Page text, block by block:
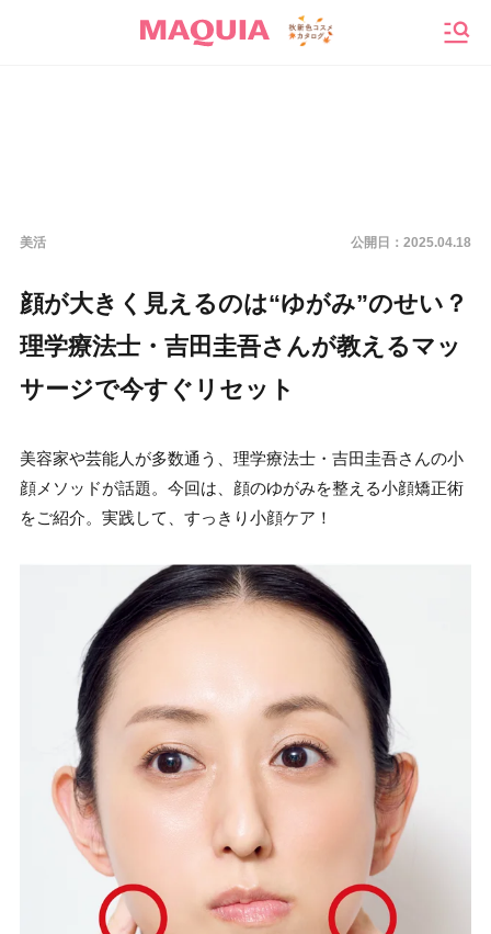
美活 公開日： 2025.04.18
顔が大きく見えるのは“ゆがみ”のせい？
理学療法士・吉田圭吾さんが教えるマッ
サージで今すぐリセット
美容家や芸能人が多数通う、理学療法士・吉田圭吾さんの小
顔メソッドが話題。今回は、顔のゆがみを整える小顔矯正術
をご紹介。実践して、すっきり小顔ケア！